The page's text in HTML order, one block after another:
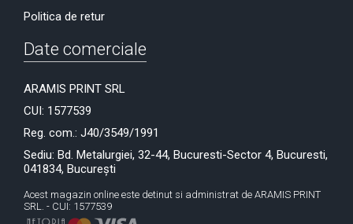
Politica de retur
Date comerciale
ARAMIS PRINT SRL
CUI: 1577539
Reg. com.: J40/3549/1991
Sediu: Bd. Metalurgiei, 32-44, Bucuresti-Sector 4, Bucuresti,
041834, București
Acest magazin online este detinut si administrat de ARAMIS PRINT
SRL. - CUI: 1577539